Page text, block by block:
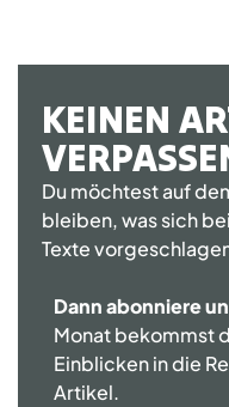
KEINEN
Du möchtest auf
bleiben, was sich
Texte
Dann abonniere
Monat bekommst
Einblicken in die
Artikel.